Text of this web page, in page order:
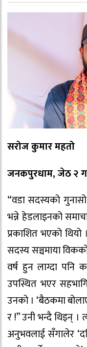
सरोज कुमार महतो
जनकपुरधाम, जेठ २
“वडा सदस्यको
भन्ने हेडलाइनको
प्रकाशित भएको
सदस्य सञ्चमाया
वर्ष हुन लाग्दा पनि
उपस्थित भएर
उनको । ‘बैठकमा
र !” उनी भन्दै थिइन्
अनुभवलाई सँगालेर